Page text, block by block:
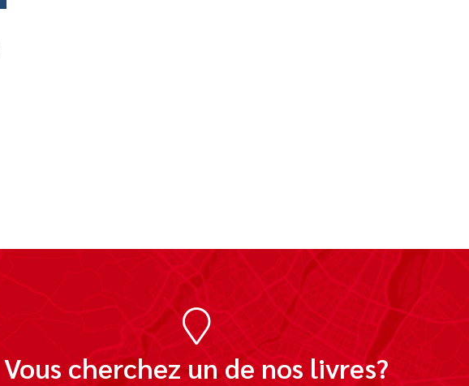
Vous cherchez un de nos livres?